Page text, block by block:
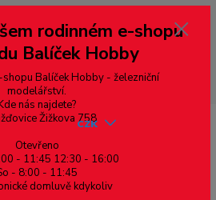
a jiných zemí, pokud chcete platit v eurech
pro přepočet měny - pravý horní roh ---
důvodu zásilku nevyzvednete, bude po
platbou za poštovné, v opačném
přidán na blacklist a rušeny následující
objednávky.
CZK
rodinném e-shopu
Balíček Hobby
shopu Balíček Hobby - železniční
modelářství.
nás najdete?
Žižkova 758
Otevřeno
- 11:45 12:30 - 16:00
- 8:00 - 11:45
domluvě kdykoliv